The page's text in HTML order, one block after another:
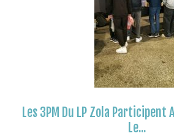
Les 3PM Du LP Zola Participent
Le...